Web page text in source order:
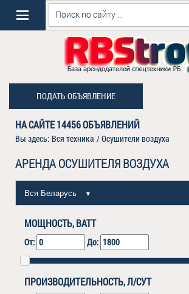
ПОДАТЬ ОБЪЯВЛЕНИЕ
НА САЙТЕ14456ОБЪЯВЛЕНИЙ
Вы здесь: Вся техника /Осушители воздуха
АРЕНДА ОСУШИТЕЛЯ ВОЗДУХА
Вся Беларусь ▼
МОЩНОСТЬ, ВАТТ
От: До:
ПРОИЗВОДИТЕЛЬНОСТЬ, Л/СУТ